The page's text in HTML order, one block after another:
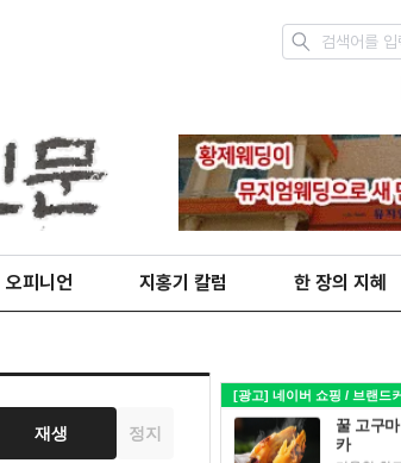
오피니언 지홍기 칼럼 한 장의 지혜
재생 정지